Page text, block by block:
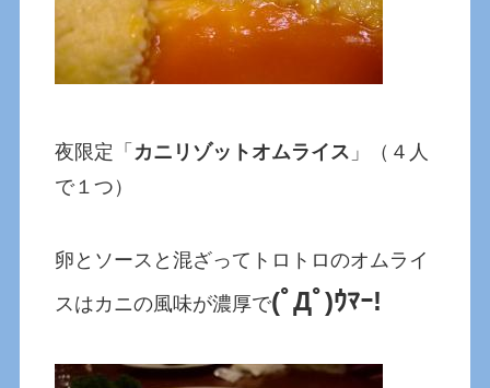
夜限定「 カニリゾットオムライス 」（４人
で１つ）
卵とソースと混ざってトロトロのオムライ
スはカニの風味が濃厚で(ﾟДﾟ)ｳﾏｰ!